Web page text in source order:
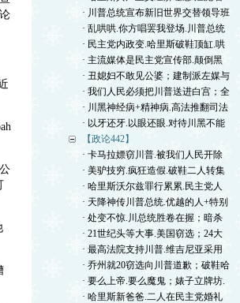
· 川普总统宣布新旧世界交替领导班
· 乱哄哄.你方唱罢我登场.川普总统
· 民主党内政变.哈里斯破鞋顶缸.哄
· 主流媒体是民主党宣传部.颠倒黑
· 丑媳妇不敢见公婆；建制派左媒与
· 我们人民必须把川普送进白宫；全
· 川黑神经病+精神病.高法推翻司法
· 以牙还牙.以眼还眼.对待川黑不能
【政论442】
· 卡马拉嫖窃川普.被我们人民开除
· 美驴技穷.疯狂造假.破鞋二人转集
· 哈里斯沃尔兹罪行累累.民主党人
· 天降神传川普总统.优越的人+特别
· 处变不惊.川总统胜卷在握；暗杀
· 21世纪头等大事.美国窃选；24大
· 最高法院支持川普.维吉尼亚采用
· 乔州就20窃选向川普道歉；破鞋哈
· 要么上帝.要么魔鬼；婊子立牌坊.
· 哈里斯新爸爸.二人在民主党婚礼